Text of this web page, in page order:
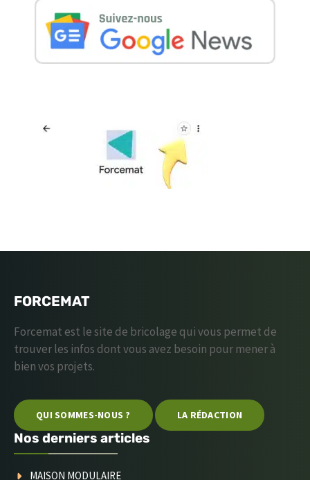
FORCEMAT
Forcemat est le site de bricolage qui vous permet de
trouver les infos dont vous avez besoin pour mener à
bien vos projets.
QUI SOMMES-NOUS ? LA RÉDACTION
Nos derniers articles
MAISON MODULAIRE